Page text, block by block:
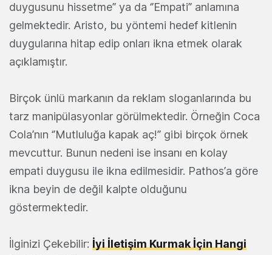
duygusunu hissetme’’ ya da ‘’Empati’’ anlamına
gelmektedir. Aristo, bu yöntemi hedef kitlenin
duygularına hitap edip onları ikna etmek olarak
açıklamıştır.
Birçok ünlü markanın da reklam sloganlarında bu
tarz manipülasyonlar görülmektedir. Örneğin Coca
Cola’nın ‘’Mutluluğa kapak aç!’’ gibi birçok örnek
mevcuttur. Bunun nedeni ise insanı en kolay
empati duygusu ile ikna edilmesidir. Pathos’a göre
ikna beyin de değil kalpte olduğunu
göstermektedir.
İlginizi Çekebilir: İyi İletişim Kurmak İçin Hangi